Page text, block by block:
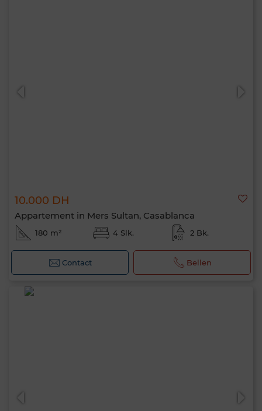
10.000 DH
Appartement in Mers Sultan, Casablanca
180 m² 4 Slk. 2 Bk.
Contact Bellen